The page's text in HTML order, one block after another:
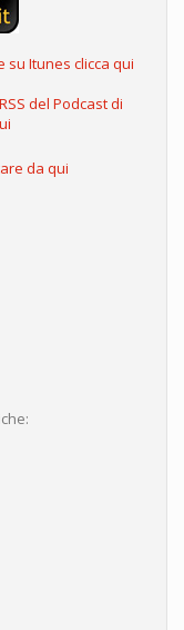
su Itunes clicca qui
del Podcast di
da qui